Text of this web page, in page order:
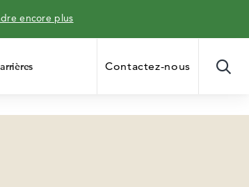
encore plus
Contactez-nous